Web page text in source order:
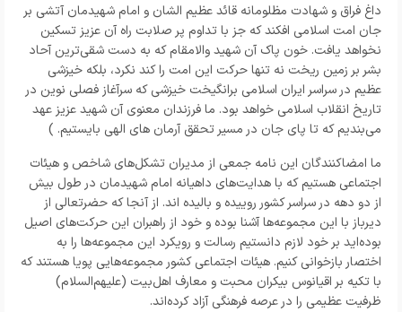
داغ فراق و شهادت مظلومانه قائد عظیم الشان و امام شهیدمان آتشی بر
جان امت اسلامی افکند که جز با تداوم پر صلابت راه آن عزیز تسکین
نخواهد یافت. خون پاک آن شهید والامقام که به دست شقی‌ترین آحاد
بشر بر زمین ریخت نه تنها حرکت این امت را کند نکرد، بلکه خیزشی
عظیم در سراسر ایران اسلامی برانگیخت خیزشی که سرآغاز فصلی نوین در
تاریخ انقلاب اسلامی خواهد بود. ما فرزندان معنوی آن شهید عزیز عهد
می‌بندیم که تا پای جان در مسیر تحقق آرمان های الهی بایستیم. )
ما امضاکنندگان این نامه جمعی از مدیران تشکل‌های شاخص و هیئات
اجتماعی هستیم که با هدایت‌های داهیانه امام شهیدمان در طول بیش
از دو دهه در سراسر کشور روییده و بالیده اند. از آنجا که حضرتعالی از
دیرباز با این مجموعه‌ها آشنا بوده و خود از راهبران این حرکت‌های اصیل
بوده‌اید بر خود لازم دانستیم رسالت و رویکرد این مجموعه‌ها را به
اختصار بازخوانی کنیم. هيئات اجتماعی کشور مجموعه‌هایی پویا هستند که
با تکیه بر اقیانوس بیکران محبت و معارف اهل‌بیت (علیهم‌السلام)
ظرفیت عظیمی را در عرصه فرهنگی آزاد کرده‌اند.